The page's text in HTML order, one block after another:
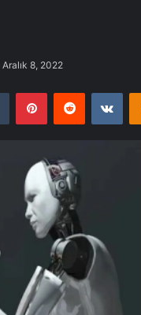
Aralık 8, 2022
Tumblr PinterestReddit